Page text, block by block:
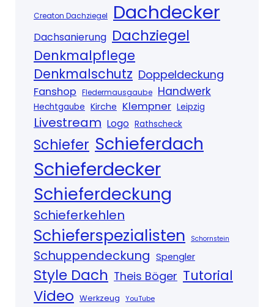
Creaton Dachziegel Dachdecker
Dachsanierung Dachziegel
Denkmalpflege
Denkmalschutz Doppeldeckung
Fanshop Fledermausgaube Handwerk
Hechtgaube Kirche Klempner Leipzig
Livestream Logo Rathscheck
Schiefer Schieferdach
Schieferdecker
Schieferdeckung
Schieferkehlen
Schieferspezialisten Schornstein
Schuppendeckung Spengler
Style Dach Theis Böger Tutorial
Video Werkzeug YouTube